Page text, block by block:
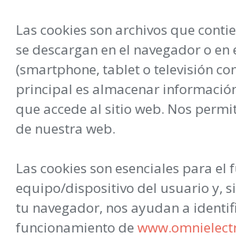
Las cookies son archivos que
se descargan en el navegador o
(smartphone, tablet o televisión
principal es almacenar
que accede al sitio web. Nos
de nuestra web.
Las cookies son esenciales para
equipo/dispositivo del usuario y,
tu navegador, nos ayudan a
funcionamiento de